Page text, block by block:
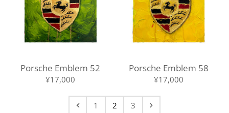
Porsche Emblem 52
¥17,000
Porsche Emblem 58
¥17,000
1 2 3